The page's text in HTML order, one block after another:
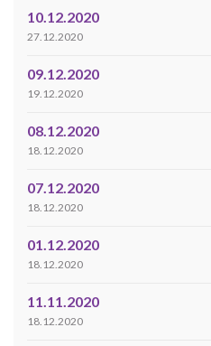
10.12.2020
27.12.2020
09.12.2020
19.12.2020
08.12.2020
18.12.2020
07.12.2020
18.12.2020
01.12.2020
18.12.2020
11.11.2020
18.12.2020